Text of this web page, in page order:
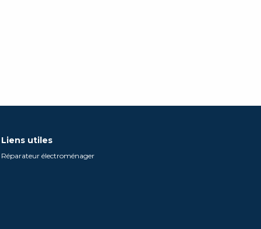
Liens utiles
Réparateur électroménager